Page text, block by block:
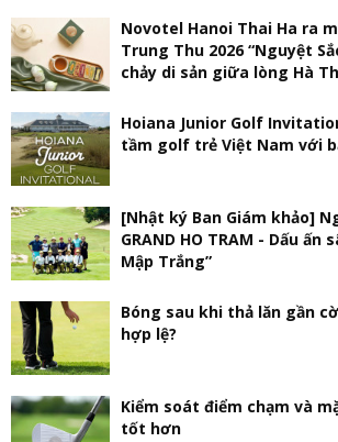
Novotel Hanoi Thai Ha ra
Trung Thu 2026 “Nguyệt
chảy di sản giữa lòng Hà
Hoiana Junior Golf
tầm golf trẻ Việt Nam với
[Nhật ký Ban Giám khảo]
GRAND HO TRAM - Dấu ấn
Mập Trắng”
Bóng sau khi thả lăn gần
hợp lệ?
Kiểm soát điểm chạm và
tốt hơn